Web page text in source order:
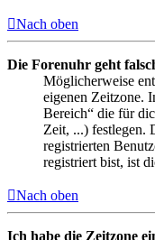
Nach oben
Die Forenuhr geht
Möglicherweise
eigenen Zeitzone.
Bereich“ die für
Zeit, ...) festlegen.
registrierten
registriert bist, ist
Nach oben
Ich habe die Zeitzone